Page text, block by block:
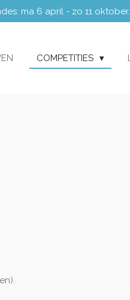
ma 6 april - zo 11
COMPETITIES